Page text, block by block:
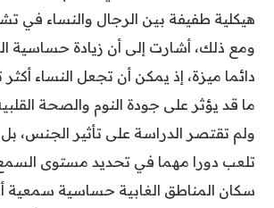
هيكلية طفيفة بين الرجال والنساء في
ومع ذلك، أشارت إلى أن زيادة حساسية
دائما ميزة، إذ يمكن أن تجعل النساء أكثر
ما قد يؤثر على جودة النوم والصحة
ولم تقتصر الدراسة على تأثير الجنس،
تلعب دورا مهما في تحديد مستوى
سكان المناطق الغابية حساسية سمعية